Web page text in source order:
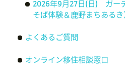
2026年9月27日(日) ガー
そば体験＆鹿野まちある
よくあるご質問
オンライン移住相談窓口